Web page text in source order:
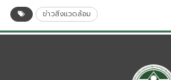
ข่าวสิ่งแวดล้อม